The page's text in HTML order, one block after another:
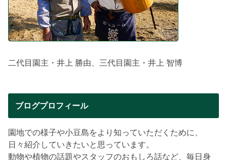
二代目園主・井上 勝由、三代目園主・井上 智博
ブログプロフィール
園地での様子や小豆島をより知っていただくために、
日々紹介していきたいと思っています。
動物や植物の話題やスタッフのおもしろ話など、毎日身